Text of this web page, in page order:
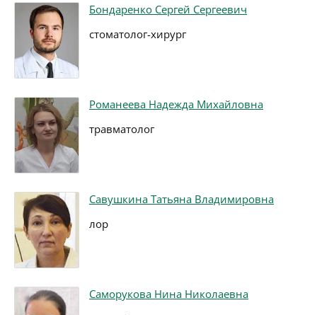
Бондаренко Сергей Сергеевич
стоматолог-хирург
Романеева Надежда Михайловна
травматолог
Савушкина Татьяна Владимировна
лор
Саморукова Нина Николаевна